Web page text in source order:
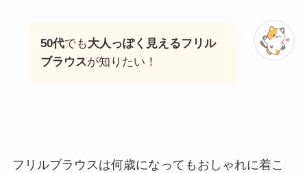
50代でも大人っぽく見えるフリル
ブラウスが知りたい！
フリルブラウスは何歳になってもおしゃれに着こ